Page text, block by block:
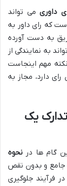
داوریمی تواند
که رای داور به
به دست آورده
به نمایندگی از
مهم اینجاست
دارد، مجاز به
یک
گام ها در نحوه
جامع و بدون نقص
در فرآیند جلوگیری